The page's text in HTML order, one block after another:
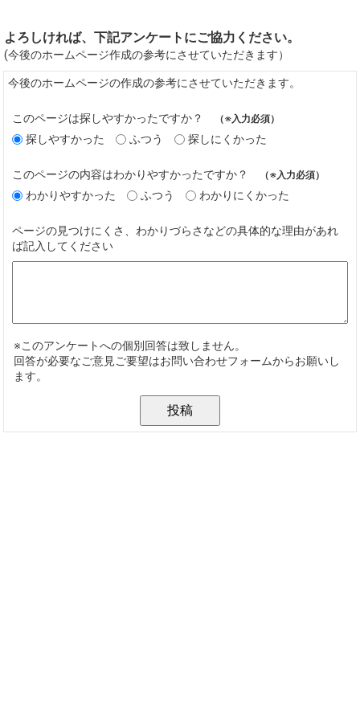
よろしければ、下記アンケートにご協力ください。
(今後のホームページ作成の参考にさせていただきます）
今後のホームページの作成の参考にさせていただきます。
このページは探しやすかったですか？ （※入力必須）
探しやすかった ふつう 探しにくかった
このページの内容はわかりやすかったですか？ （※入力必須）
わかりやすかった ふつう わかりにくかった
ページの見つけにくさ、わかりづらさなどの具体的な理由があれ
ば記入してください
※このアンケートへの個別回答は致しません。
回答が必要なご意見ご要望はお問い合わせフォームからお願いし
ます。